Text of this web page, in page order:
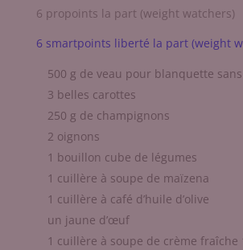
6 propoints la part (weight watchers)
6 smartpoints liberté la part (weight
500 g de veau pour blanquette
3 belles carottes
250 g de champignons
2 oignons
1 bouillon cube de légumes
1 cuillère à soupe de maïzena
1 cuillère à café d’huile d’olive
un jaune d’œuf
1 cuillère à soupe de crème fraîche